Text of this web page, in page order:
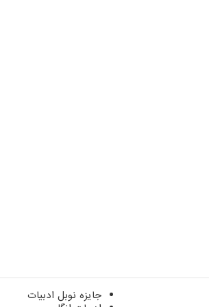
جایزه نوبل ادبیات